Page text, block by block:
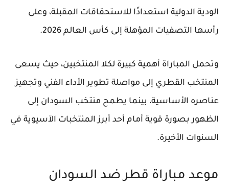
الودية الدولية استعدادًا للاستحقاقات المقبلة، وعلى
رأسها التصفيات المؤهلة إلى كأس العالم 2026.
وتحمل المباراة أهمية كبيرة لكلا المنتخبين، حيث يسعى
المنتخب القطري إلى مواصلة تطوير الأداء الفني وتجهيز
عناصره الأساسية، بينما يطمح منتخب السودان إلى
الظهور بصورة قوية أمام أحد أبرز المنتخبات الآسيوية في
السنوات الأخيرة.
موعد مباراة قطر ضد السودان